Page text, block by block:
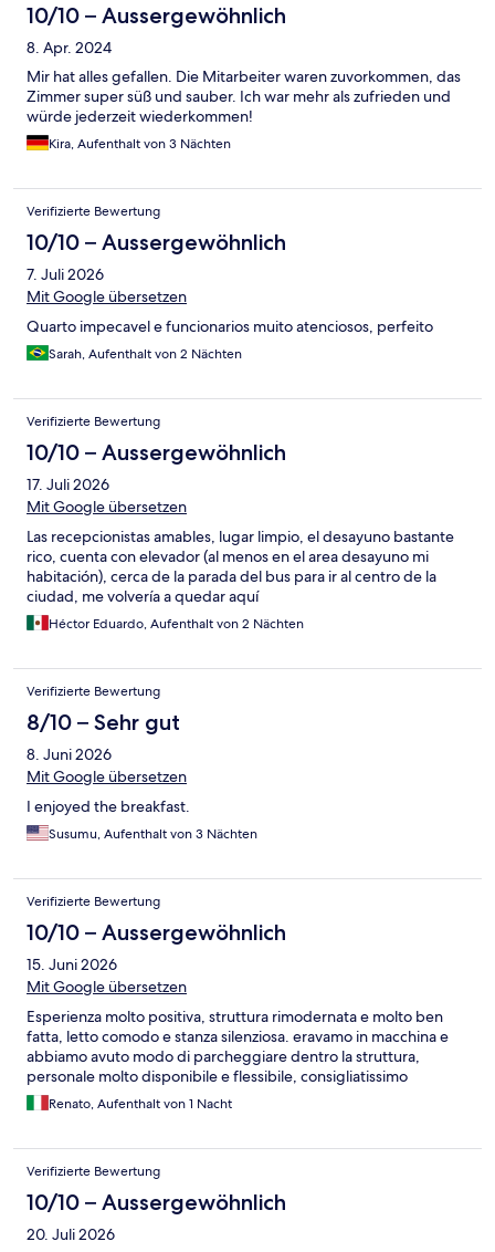
10/10 – Aussergewöhnlich
8. Apr. 2024
Mir hat alles gefallen. Die Mitarbeiter waren zuvorkommen, das
Zimmer super süß und sauber. Ich war mehr als zufrieden und
würde jederzeit wiederkommen!
Kira, Aufenthalt von 3 Nächten
Verifizierte Bewertung
10/10 – Aussergewöhnlich
7. Juli 2026
Mit Google übersetzen
Quarto impecavel e funcionarios muito atenciosos, perfeito
Sarah, Aufenthalt von 2 Nächten
Verifizierte Bewertung
10/10 – Aussergewöhnlich
17. Juli 2026
Mit Google übersetzen
Las recepcionistas amables, lugar limpio, el desayuno bastante
rico, cuenta con elevador (al menos en el area desayuno mi
habitación), cerca de la parada del bus para ir al centro de la
ciudad, me volvería a quedar aquí
Héctor Eduardo, Aufenthalt von 2 Nächten
Verifizierte Bewertung
8/10 – Sehr gut
8. Juni 2026
Mit Google übersetzen
I enjoyed the breakfast.
Susumu, Aufenthalt von 3 Nächten
Verifizierte Bewertung
10/10 – Aussergewöhnlich
15. Juni 2026
Mit Google übersetzen
Esperienza molto positiva, struttura rimodernata e molto ben
fatta, letto comodo e stanza silenziosa. eravamo in macchina e
abbiamo avuto modo di parcheggiare dentro la struttura,
personale molto disponibile e flessibile, consigliatissimo
Renato, Aufenthalt von 1 Nacht
Verifizierte Bewertung
10/10 – Aussergewöhnlich
20. Juli 2026